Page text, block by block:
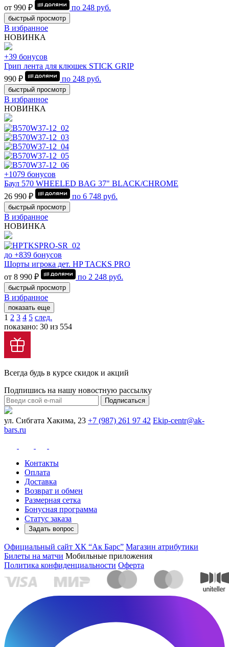
от 990 ₽
по 248 руб.
быстрый просмотр
В избранное
НОВИНКА
+39 бонусов
Грип лента для клюшек STICK GRIP
990 ₽
по 248 руб.
быстрый просмотр
В избранное
НОВИНКА
+1079 бонусов
Баул 570 WHEELED BAG 37" BLACK/CHROME
26 990 ₽
по 6 748 руб.
быстрый просмотр
В избранное
НОВИНКА
до +839 бонусов
Шорты игрока дет. HP TACKS PRO
от 8 990 ₽
по 2 248 руб.
быстрый просмотр
В избранное
показать еще
1 2 3 4 5 след.
показано: 30 из 554
Всегда будь в курсе скидок и акций
Подпишись на нашу новостную рассылку
Подписаться
ул. Сибгата Хакима, 23 +7 (987) 261 97 42 Ekip-centr@ak-
bars.ru
Контакты
Оплата
Доставка
Возврат и обмен
Размерная сетка
Бонусная программа
Статус заказа
Задать вопрос
Официальный сайт ХК “Ак Барс” Магазин атрибутики
Билеты на матчи Мобильные приложения
Политика конфиденциальности Оферта